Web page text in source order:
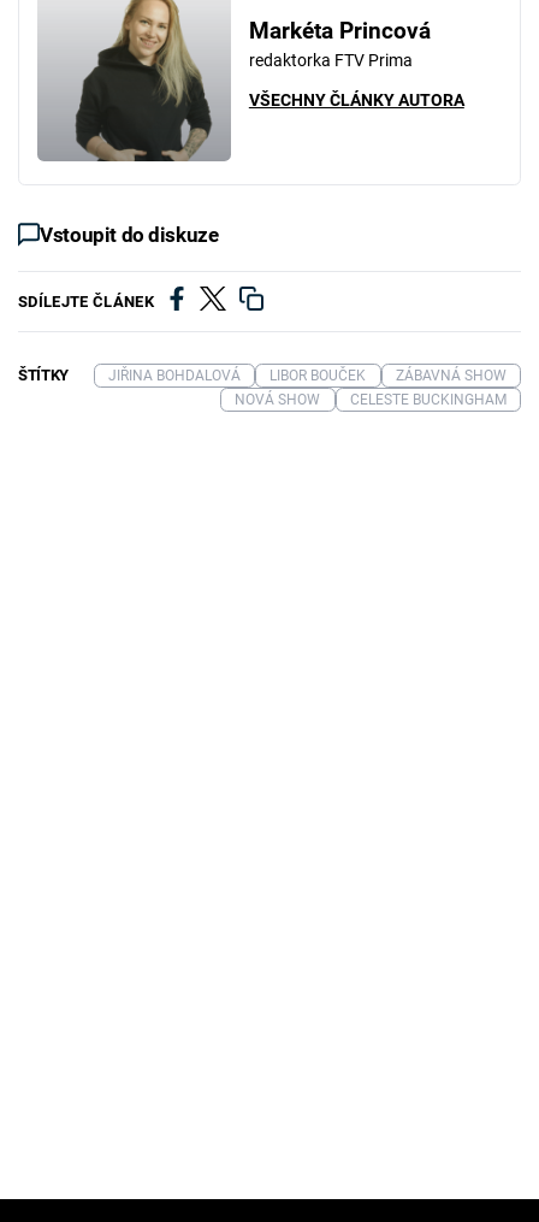
Markéta Princová
redaktorka FTV Prima
VŠECHNY ČLÁNKY AUTORA
Vstoupit do diskuze
SDÍLEJTE ČLÁNEK
ŠTÍTKY JIŘINA BOHDALOVÁ LIBOR BOUČEK
ZÁBAVNÁ SHOW
NOVÁ SHOW
CELESTE BUCKINGHAM